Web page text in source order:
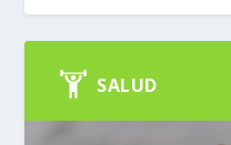
SALUD